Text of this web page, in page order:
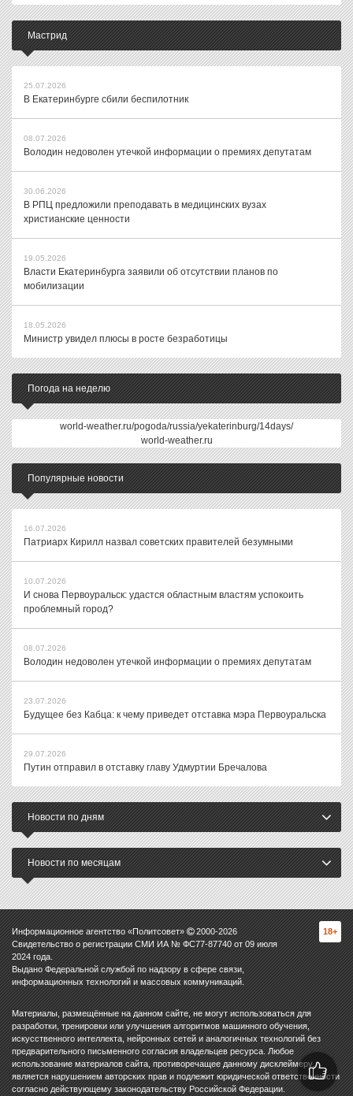
Мастрид
25.07.2026
В Екатеринбурге сбили беспилотник
08.07.2026
Володин недоволен утечкой информации о премиях депутатам
30.06.2026
В РПЦ предложили преподавать в медицинских вузах
христианские ценности
19.05.2026
Власти Екатеринбурга заявили об отсутствии планов по
мобилизации
18.05.2026
Министр увидел плюсы в росте безработицы
Погода на неделю
world-weather.ru/pogoda/russia/yekaterinburg/14days/
world-weather.ru
Популярные новости
16.07.2026
Патриарх Кирилл назвал советских правителей безумными
10.07.2026
И снова Первоуральск: удастся областным властям успокоить
проблемный город?
08.07.2026
Володин недоволен утечкой информации о премиях депутатам
23.07.2026
Будущее без Кабца: к чему приведет отставка мэра Первоуральска
29.07.2026
Путин отправил в отставку главу Удмуртии Бречалова
Новости по дням
Новости по месяцам
Информационное агентство «Политсовет» 2000-2026
Свидетельство о регистрации СМИ ИА № ФС77-87740 от 09 июля
2024 года.
Выдано Федеральной службой по надзору в сфере связи,
информационных технологий и массовых коммуникаций.
18+
Материалы, размещённые на данном сайте, не могут использоваться для
разработки, тренировки или улучшения алгоритмов машинного обучения,
искусственного интеллекта, нейронных сетей и аналогичных технологий без
предварительного письменного согласия владельцев ресурса. Любое
использование материалов сайта, противоречащее данному дисклеймеру,
является нарушением авторских прав и подлежит юридической ответственности
согласно действующему законодательству Российской Федерации.